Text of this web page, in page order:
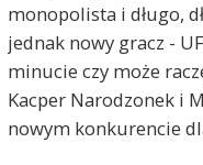
monopolista i długo,
jednak nowy gracz -
minucie czy może
Kacper Narodzonek i
nowym konkurencie